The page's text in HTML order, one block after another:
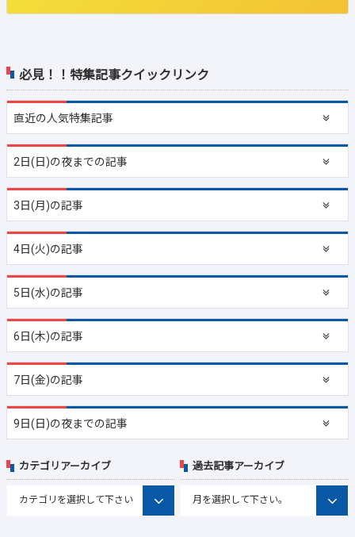
必見！！特集記事クイックリンク
直近の人気特集記事
2日(日)の夜までの記事
3日(月)の記事
4日(火)の記事
5日(水)の記事
6日(木)の記事
7日(金)の記事
9日(日)の夜までの記事
カテゴリアーカイブ 過去記事アーカイブ